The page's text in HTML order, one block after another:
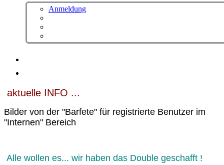
Anmeldung
aktuelle INFO ...
Bilder von der "Barfete" für registrierte Benutzer im
"Internen" Bereich
Alle wollen es... wir haben das Double geschafft !